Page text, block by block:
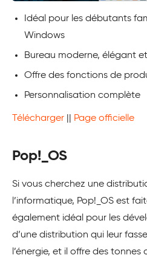
Idéal pour les débutants
Windows
Bureau moderne, élégant
Offre des fonctions de
Personnalisation complète
Télécharger Page officielle
Pop!_OS
Si vous cherchez une
l’informatique, Pop!_OS est
également idéal pour les
d’une distribution qui leur
l’énergie, et il offre des tonnes